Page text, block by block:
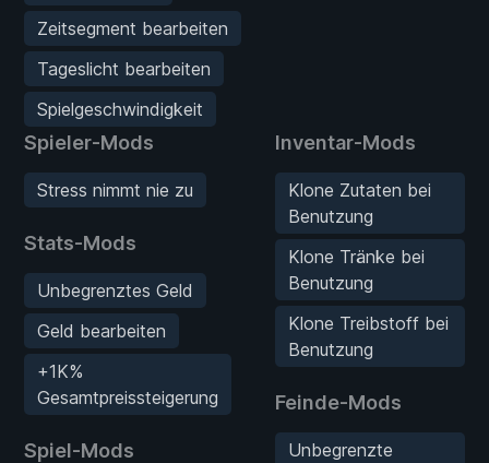
Zeitsegment bearbeiten
Tageslicht bearbeiten
Spielgeschwindigkeit
Spieler-Mods
Stress nimmt nie zu
Stats-Mods
Unbegrenztes Geld
Geld bearbeiten
+1K%
Gesamtpreissteigerung
Spiel-Mods
Inventar-Mods
Klone Zutaten bei
Benutzung
Klone Tränke bei
Benutzung
Klone Treibstoff bei
Benutzung
Feinde-Mods
Unbegrenzte